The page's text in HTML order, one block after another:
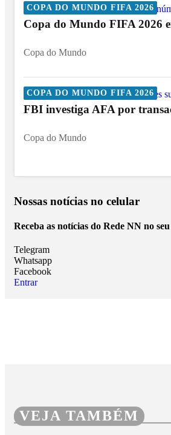
COPA DO MUNDO FIFA 2026
Copa do Mundo FIFA 2026
Copa do Mundo
COPA DO MUNDO FIFA 2026
FBI investiga AFA por
Copa do Mundo
Nossas notícias no celular
Receba as notícias do Rede NN no
Telegram
Whatsapp
Facebook
Entrar
VEJA TAMBÉM